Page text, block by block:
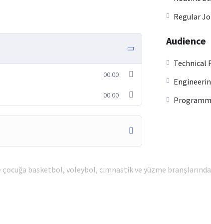
00:00
00:00
Regular
Audience
Technical
basketbol, voleybol, cimnastik ve yüzme